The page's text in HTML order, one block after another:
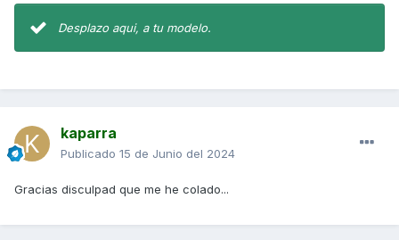
Desplazo aqui, a tu modelo.
kaparra
Publicado 15 de Junio del 2024
Gracias disculpad que me he colado...